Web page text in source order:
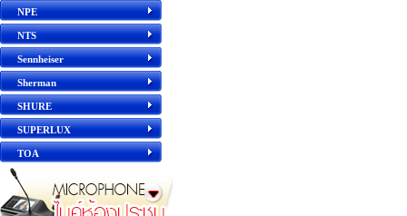
NPE
NTS
Sennheiser
Sherman
SHURE
SUPERLUX
TOA